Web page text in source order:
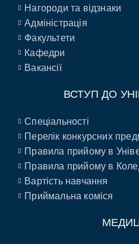
Нагороди та відзнаки
Адміністрація
Факультети
Кафедри
Вакансії
ВСТУП ДО
Спеціальності
Перелік конкурсних
Правила прийому в
Правила прийому в
Вартість навчання
Приймальна коміся